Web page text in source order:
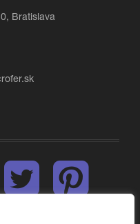
Bratislava
T
i
P
n